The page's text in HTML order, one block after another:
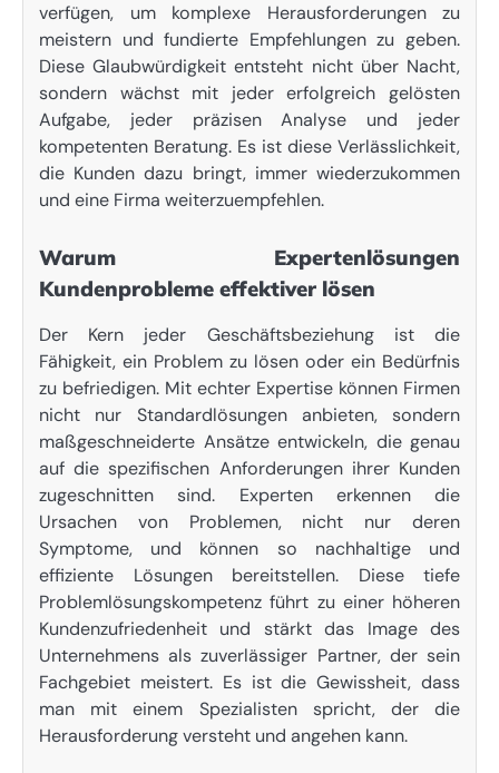
verfügen, um komplexe Herausforderungen zu
meistern und fundierte Empfehlungen zu geben.
Diese Glaubwürdigkeit entsteht nicht über Nacht,
sondern wächst mit jeder erfolgreich gelösten
Aufgabe, jeder präzisen Analyse und jeder
kompetenten Beratung. Es ist diese Verlässlichkeit,
die Kunden dazu bringt, immer wiederzukommen
und eine Firma weiterzuempfehlen.
Warum Expertenlösungen
Kundenprobleme effektiver lösen
Der Kern jeder Geschäftsbeziehung ist die
Fähigkeit, ein Problem zu lösen oder ein Bedürfnis
zu befriedigen. Mit echter Expertise können Firmen
nicht nur Standardlösungen anbieten, sondern
maßgeschneiderte Ansätze entwickeln, die genau
auf die spezifischen Anforderungen ihrer Kunden
zugeschnitten sind. Experten erkennen die
Ursachen von Problemen, nicht nur deren
Symptome, und können so nachhaltige und
effiziente Lösungen bereitstellen. Diese tiefe
Problemlösungskompetenz führt zu einer höheren
Kundenzufriedenheit und stärkt das Image des
Unternehmens als zuverlässiger Partner, der sein
Fachgebiet meistert. Es ist die Gewissheit, dass
man mit einem Spezialisten spricht, der die
Herausforderung versteht und angehen kann.